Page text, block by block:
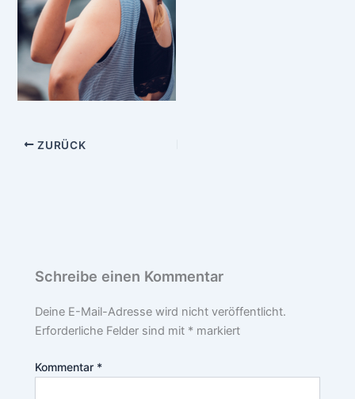
ZURÜCK
Schreibe einen Kommentar
Deine E-Mail-Adresse wird nicht veröffentlicht.
Erforderliche Felder sind mit * markiert
Kommentar *